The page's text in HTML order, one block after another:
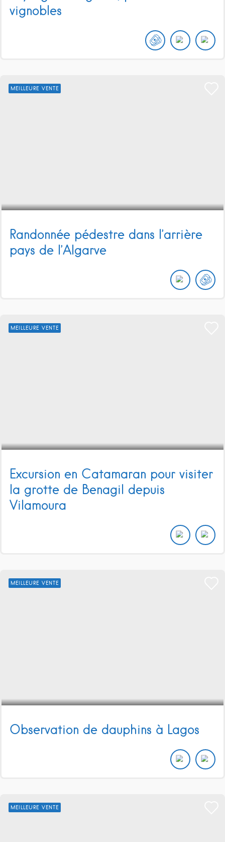
vignobles
MEILLEURE VENTE
Randonnée pédestre dans l’arrière
pays de l’Algarve
MEILLEURE VENTE
Excursion en Catamaran pour visiter
la grotte de Benagil depuis
Vilamoura
MEILLEURE VENTE
Observation de dauphins à Lagos
MEILLEURE VENTE